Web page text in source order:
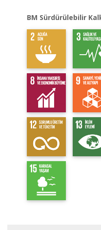
BM Sürdürülebilir